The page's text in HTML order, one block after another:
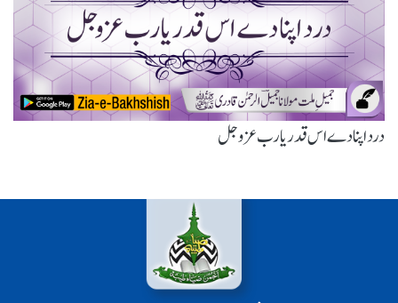
درد اپنا دے اس قدر یارب عزوجل